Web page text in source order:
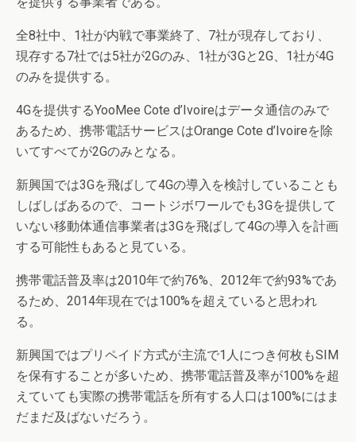
全8社中、1社が内戦で事業終了、7社が現存しており、
現存する7社では5社が2Gのみ、1社が3Gと2G、1社が4G
のみを提供する。
4Gを提供するYooMee Cote d’Ivoireはデータ通信のみで
あるため、携帯電話サービスはOrange Cote d’Ivoireを除
いてすべてが2Gのみとなる。
新興国では3Gを飛ばして4Gの導入を検討していることも
しばしばあるので、コートジボワールでも3Gを提供して
いない移動体通信事業者は3Gを飛ばして4Gの導入を計画
する可能性もあると見ている。
携帯電話普及率は2010年で約76%、2012年で約93%であ
るため、2014年現在では100%を超えていると思われ
る。
新興国ではプリペイド方式が主流で1人につき何枚もSIM
を保有することが多いため、携帯電話普及率が100%を超
えていても実際の携帯電話を所有する人口は100%にはま
だまだ及ばないだろう。